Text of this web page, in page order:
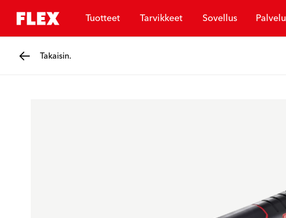
Tuotteet Tarvikkeet Sovellus Palvelu
Takaisin.